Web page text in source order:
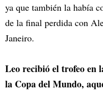
ya que también la había
de la final perdida con
Janeiro.
Leo recibió el trofeo en
la Copa del Mundo,